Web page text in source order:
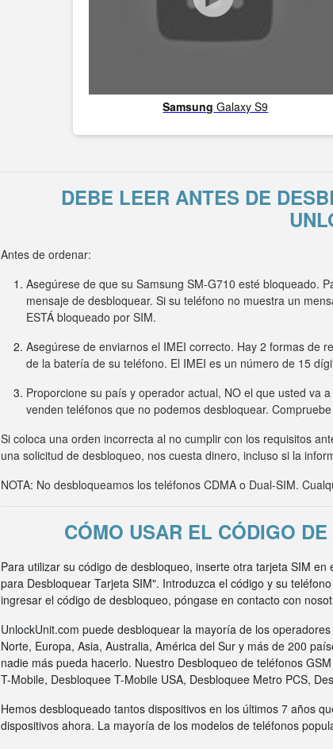
Samsung Galaxy S9
DEBE LEER ANTES DE
Antes de ordenar:
Asegúrese de que su Samsung SM-G710 esté bloqueado.
mensaje de desbloquear. Si su teléfono no muestra un
ESTÁ bloqueado por SIM.
Asegúrese de enviarnos el IMEI correcto. Hay 2 formas de
de la batería de su teléfono. El IMEI es un número de 15
Proporcione su país y operador actual, NO el que usted va
venden teléfonos que no podemos desbloquear. Compruebe
Si coloca una orden incorrecta al no cumplir con los requisitos
una solicitud de desbloqueo, nos cuesta dinero, incluso si la
NOTA: No desbloqueamos los teléfonos CDMA o Dual-SIM.
CÓMO USAR EL CÓDIGO
Para utilizar su código de desbloqueo, inserte otra tarjeta SIM
para Desbloquear Tarjeta SIM". Introduzca el código y su
ingresar el código de desbloqueo, póngase en contacto con
UnlockUnit.com puede desbloquear la mayoría de los
Norte, Europa, Asia, Australia, América del Sur y más de 200
nadie más pueda hacerlo. Nuestro Desbloqueo de teléfonos
T-Mobile, Desbloquee T-Mobile USA, Desbloquee Metro PCS,
Hemos desbloqueado tantos dispositivos en los últimos 7 años
dispositivos ahora. La mayoría de los modelos de teléfonos